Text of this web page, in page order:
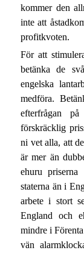
kommer den
inte att
profitkvoten.
För att
betänka de
engelska
medföra.
efterfrågan
förskräcklig
ni vet alla, att
är mer än
ehuru
staterna än i
arbete i stort
England och
mindre i
vän